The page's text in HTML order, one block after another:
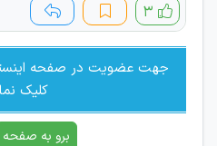
۳
جهت عضویت در صفحه
کلیک
برو به صفحه